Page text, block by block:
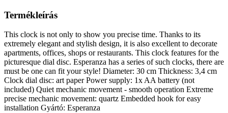
Termékleírás
This clock is not only to show you precise time. Thanks to its
extremely elegant and stylish design, it is also excellent to decorate
apartments, offices, shops or restaurants. This clock features for the
picturesque dial disc. Esperanza has a series of such clocks, there are
must be one can fit your style! Diameter: 30 cm Thickness: 3,4 cm
Clock dial disc: art paper Power supply: 1x AA battery (not
included) Quiet mechanic movement - smooth operation Extreme
precise mechanic movement: quartz Embedded hook for easy
installation Gyártó: Esperanza